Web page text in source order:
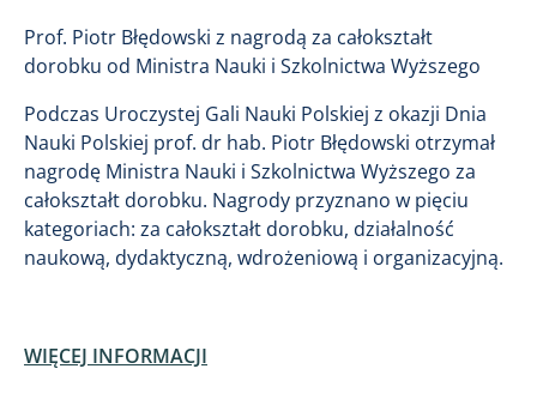
Prof. Piotr Błędowski z nagrodą za całokształt
dorobku od Ministra Nauki i Szkolnictwa Wyższego
Podczas Uroczystej Gali Nauki Polskiej z okazji Dnia
Nauki Polskiej prof. dr hab. Piotr Błędowski otrzymał
nagrodę Ministra Nauki i Szkolnictwa Wyższego za
całokształt dorobku. Nagrody przyznano w pięciu
kategoriach: za całokształt dorobku, działalność
naukową, dydaktyczną, wdrożeniową i organizacyjną.
WIĘCEJ INFORMACJI